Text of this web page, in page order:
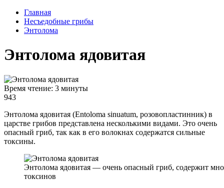
Главная
Несъедобные грибы
Энтолома
Энтолома ядовитая
Время чтение: 3 минуты
943
Энтолома ядовитая (Еntoloma sinuatum, розовопластинник) в
царстве грибов представлена несколькими видами. Это очень
опасный гриб, так как в его волокнах содержатся сильные
токсины.
Энтолома ядовитая — очень опасный гриб, содержит
токсинов